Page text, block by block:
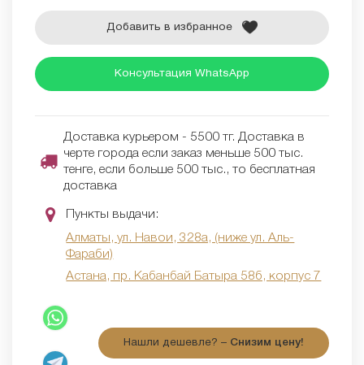
Добавить в избранное
Консультация WhatsApp
Доставка курьером - 5500 тг. Доставка в
черте города если заказ меньше 500 тыс.
тенге, если больше 500 тыс., то бесплатная
доставка
Пункты выдачи:
Алматы, ул. Навои, 328а, (ниже ул. Аль-
Фараби)
Астана, пр. Кабанбай Батыра 58б, корпус 7
Нашли дешевле? – Снизим цену!